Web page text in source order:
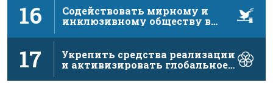
16
Содействовать мирному и
инклюзивному обществу в
17
Укрепить средства реализации
и активизировать глобальное